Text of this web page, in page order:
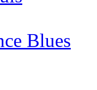
Blues